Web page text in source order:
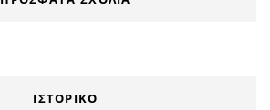
ΙΣΤΟΡΙΚΌ